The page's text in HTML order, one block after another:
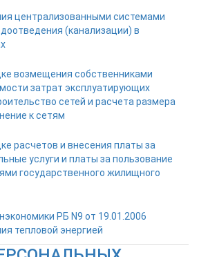
централизованными системами
(канализации) в
возмещения собственниками
затрат эксплуатирующих
сетей и расчета размера
к сетям
расчетов и внесения платы за
услуги и платы за пользование
государственного жилищного
РБ N9 от 19.01.2006
тепловой энергией